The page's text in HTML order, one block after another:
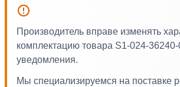
Производитель вправе изменять
комплектацию товара S1-024-
уведомления.
Мы специализируемся на поставке